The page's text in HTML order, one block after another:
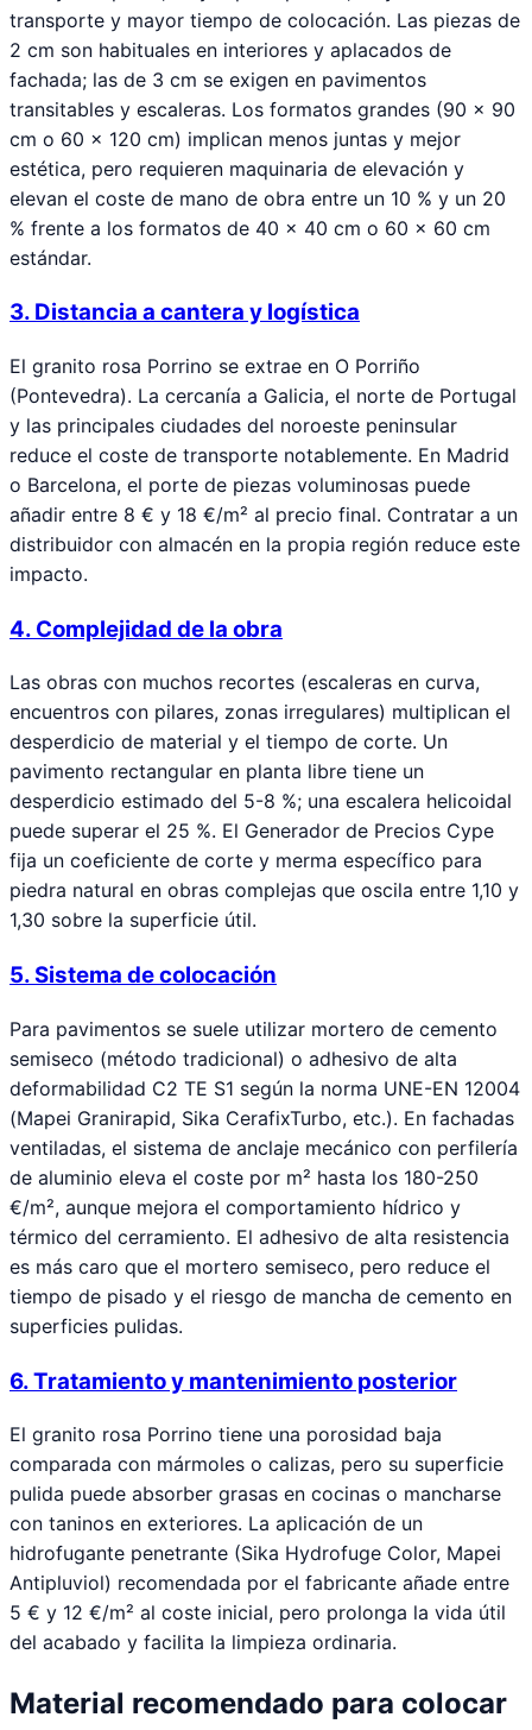
transporte y mayor tiempo de colocación. Las piezas de
2 cm son habituales en interiores y aplacados de
fachada; las de 3 cm se exigen en pavimentos
transitables y escaleras. Los formatos grandes (90 × 90
cm o 60 × 120 cm) implican menos juntas y mejor
estética, pero requieren maquinaria de elevación y
elevan el coste de mano de obra entre un 10 % y un 20
% frente a los formatos de 40 × 40 cm o 60 × 60 cm
estándar.
3. Distancia a cantera y logística
El granito rosa Porrino se extrae en O Porriño
(Pontevedra). La cercanía a Galicia, el norte de Portugal
y las principales ciudades del noroeste peninsular
reduce el coste de transporte notablemente. En Madrid
o Barcelona, el porte de piezas voluminosas puede
añadir entre 8 € y 18 €/m² al precio final. Contratar a un
distribuidor con almacén en la propia región reduce este
impacto.
4. Complejidad de la obra
Las obras con muchos recortes (escaleras en curva,
encuentros con pilares, zonas irregulares) multiplican el
desperdicio de material y el tiempo de corte. Un
pavimento rectangular en planta libre tiene un
desperdicio estimado del 5-8 %; una escalera helicoidal
puede superar el 25 %. El Generador de Precios Cype
fija un coeficiente de corte y merma específico para
piedra natural en obras complejas que oscila entre 1,10 y
1,30 sobre la superficie útil.
5. Sistema de colocación
Para pavimentos se suele utilizar mortero de cemento
semiseco (método tradicional) o adhesivo de alta
deformabilidad C2 TE S1 según la norma UNE-EN 12004
(Mapei Granirapid, Sika CerafixTurbo, etc.). En fachadas
ventiladas, el sistema de anclaje mecánico con perfilería
de aluminio eleva el coste por m² hasta los 180-250
€/m², aunque mejora el comportamiento hídrico y
térmico del cerramiento. El adhesivo de alta resistencia
es más caro que el mortero semiseco, pero reduce el
tiempo de pisado y el riesgo de mancha de cemento en
superficies pulidas.
6. Tratamiento y mantenimiento posterior
El granito rosa Porrino tiene una porosidad baja
comparada con mármoles o calizas, pero su superficie
pulida puede absorber grasas en cocinas o mancharse
con taninos en exteriores. La aplicación de un
hidrofugante penetrante (Sika Hydrofuge Color, Mapei
Antipluviol) recomendada por el fabricante añade entre
5 € y 12 €/m² al coste inicial, pero prolonga la vida útil
del acabado y facilita la limpieza ordinaria.
Material recomendado para colocar